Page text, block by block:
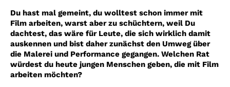
Du hast mal gemeint, du wolltest schon immer mit
Film arbeiten, warst aber zu schüchtern, weil Du
dachtest, das wäre für Leute, die sich wirklich damit
auskennen und bist daher zunächst den Umweg über
die Malerei und Performance gegangen. Welchen Rat
würdest du heute jungen Menschen geben, die mit Film
arbeiten möchten?